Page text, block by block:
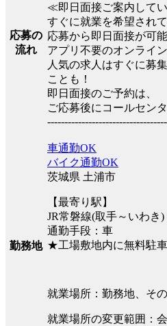
応募の
流れ
≪即日面接ご案内して
すぐに就業を希望され
応募から即日面接が可
アプリ不要のオンライ
人気の求人はすぐに募
ことも！
即日面接のご予約は、
ご応募後にコールセン
勤務地
車通勤OK
バイク通勤OK
茨城県 土浦市
【最寄り駅】
JR常磐線(取手～いわき)
通勤手段：車
★工場敷地内に無料駐
就業場所：勤務地、そ
就業場所の変更範囲：